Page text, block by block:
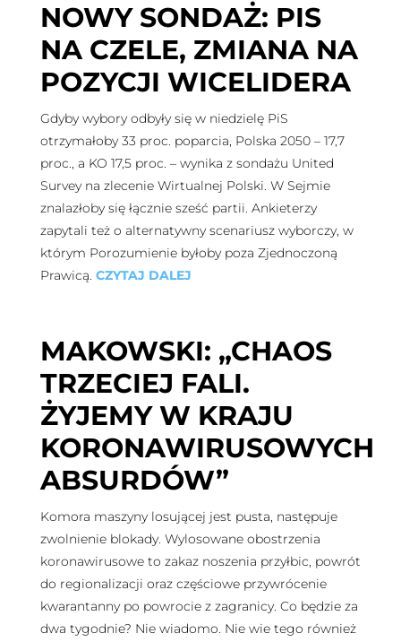
NOWY SONDAŻ: PIS
NA CZELE, ZMIANA NA
POZYCJI WICELIDERA
Gdyby wybory odbyły się w niedzielę PiS
otrzymałoby 33 proc. poparcia, Polska 2050 – 17,7
proc., a KO 17,5 proc. – wynika z sondażu United
Survey na zlecenie Wirtualnej Polski. W Sejmie
znalazłoby się łącznie sześć partii. Ankieterzy
zapytali też o alternatywny scenariusz wyborczy, w
którym Porozumienie byłoby poza Zjednoczoną
Prawicą. CZYTAJ DALEJ
MAKOWSKI: „CHAOS
TRZECIEJ FALI.
ŻYJEMY W KRAJU
KORONAWIRUSOWYCH
ABSURDÓW”
Komora maszyny losującej jest pusta, następuje
zwolnienie blokady. Wylosowane obostrzenia
koronawirusowe to zakaz noszenia przyłbic, powrót
do regionalizacji oraz częściowe przywrócenie
kwarantanny po powrocie z zagranicy. Co będzie za
dwa tygodnie? Nie wiadomo. Nie wie tego również